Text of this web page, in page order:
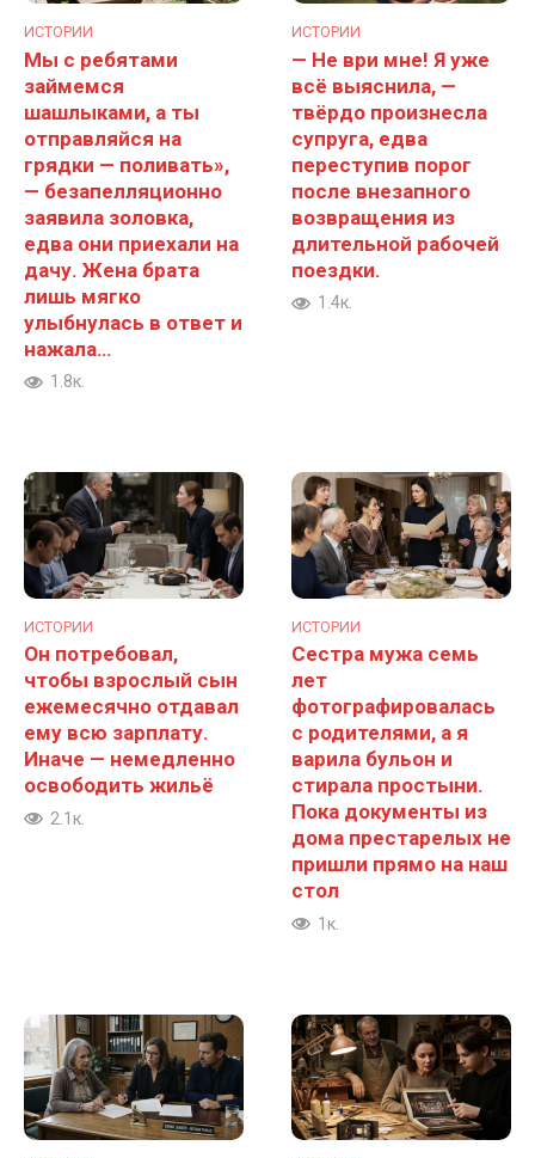
ИСТОРИИ
Мы с ребятами
займемся
шашлыками, а ты
отправляйся на
грядки — поливать»,
— безапелляционно
заявила золовка,
едва они приехали на
дачу. Жена брата
лишь мягко
улыбнулась в ответ и
нажала…
1.8к.
ИСТОРИИ
— Не ври мне! Я уже
всё выяснила, —
твёрдо произнесла
супруга, едва
переступив порог
после внезапного
возвращения из
длительной рабочей
поездки.
1.4к.
ИСТОРИИ
Он потребовал,
чтобы взрослый сын
ежемесячно отдавал
ему всю зарплату.
Иначе — немедленно
освободить жильё
2.1к.
ИСТОРИИ
Сестра мужа семь
лет
фотографировалась
с родителями, а я
варила бульон и
стирала простыни.
Пока документы из
дома престарелых не
пришли прямо на наш
стол
1к.